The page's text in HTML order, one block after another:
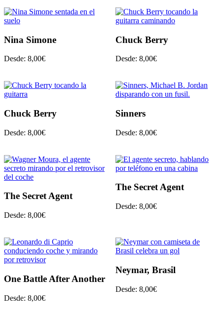
Nina Simone
Desde: 8,00€
Chuck Berry
Desde: 8,00€
Chuck Berry
Desde: 8,00€
Sinners
Desde: 8,00€
The Secret Agent
Desde: 8,00€
The Secret Agent
Desde: 8,00€
One Battle After Another
Desde: 8,00€
Neymar, Brasil
Desde: 8,00€